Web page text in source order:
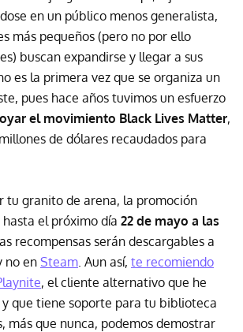
en un público menos generalista,
más pequeños (pero no por ello
buscan expandirse y llegar a sus
es la primera vez que se organiza un
pues hace años tuvimos un esfuerzo
el movimiento Black Lives Matter,
de dólares recaudados para
tu granito de arena, la promoción
el próximo día 22 de mayo a las
recompensas serán descargables a
no enSteam . Aun así, te recomiendo
, el cliente alternativo que he
que tiene soporte para tu biblioteca
más que nunca, podemos demostrar